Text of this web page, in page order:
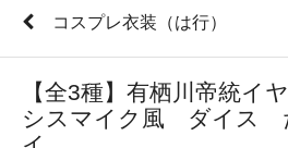
コスプレ衣装（は行）
【全3種】有栖川帝統
シスマイク風 ダイス